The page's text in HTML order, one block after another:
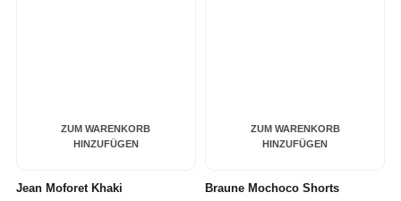
ZUM WARENKORB
HINZUFÜGEN
Jean Moforet Khaki
ZUM WARENKORB
HINZUFÜGEN
Braune Mochoco Shorts